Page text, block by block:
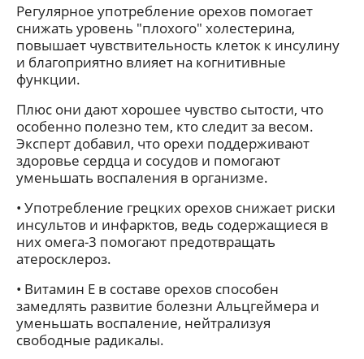
Регулярное употребление орехов помогает
снижать уровень "плохого" холестерина,
повышает чувствительность клеток к инсулину
и благоприятно влияет на когнитивные
функции.
Плюс они дают хорошее чувство сытости, что
особенно полезно тем, кто следит за весом.
Эксперт добавил, что орехи поддерживают
здоровье сердца и сосудов и помогают
уменьшать воспаления в организме.
• Употребление грецких орехов снижает риски
инсультов и инфарктов, ведь содержащиеся в
них омега‑3 помогают предотвращать
атеросклероз.
• Витамин Е в составе орехов способен
замедлять развитие болезни Альцгеймера и
уменьшать воспаление, нейтрализуя
свободные радикалы.